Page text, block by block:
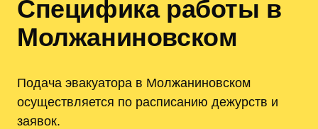
Специфика работы в
Молжаниновском
Подача эвакуатора в Молжаниновском
осуществляется по расписанию дежурств и
заявок.